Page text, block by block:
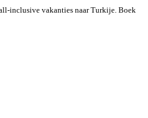
inclusive vakanties naar Turkije. Boek